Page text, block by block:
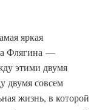
яркая
Флягина —
этими двумя
двумя совсем
жизнь, в которой